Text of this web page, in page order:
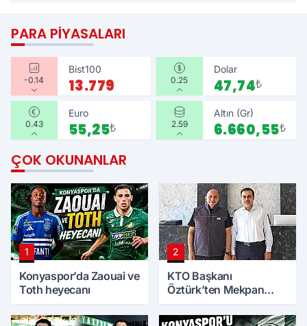
PARA PIYASALARI
-0.14
Bist100
13.779 0.25
Dolar
47,74₺
0.43
Euro
55,25₺ 2.59
Altın (Gr)
6.660,55₺
ÇOK OKUNANLAR
1
Konyaspor’da Zaouai ve
Toth heyecanı
2
KTO Başkanı
Öztürk’ten Mekpan